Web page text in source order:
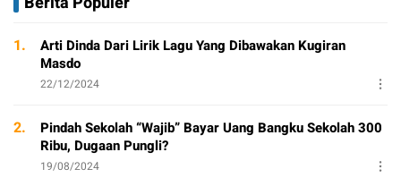
1.
Arti Dinda Dari Lirik Lagu Yang Dibawakan Kugiran
Masdo
22/12/2024
2.
Pindah Sekolah “Wajib” Bayar Uang Bangku Sekolah 300
Ribu, Dugaan Pungli?
19/08/2024